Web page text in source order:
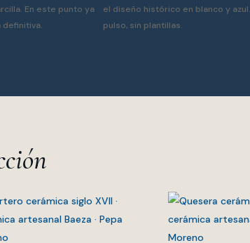
En este punto ya
definitiva.
el diseño histórico en blanco y
pulso, sin plantillas.